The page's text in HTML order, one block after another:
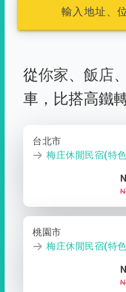
輸入地址、
從你家、 飯店、
車， 比搭高鐵
台北市
梅庄休閒民宿(特
桃園市
梅庄休閒民宿(特